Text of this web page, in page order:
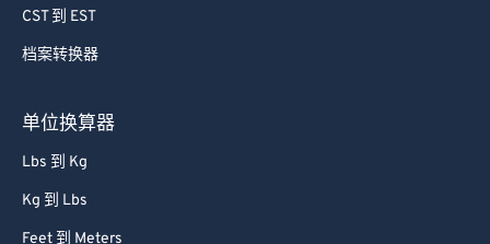
CST 到 EST
档案转换器
单位换算器
Lbs 到 Kg
Kg 到 Lbs
Feet 到 Meters